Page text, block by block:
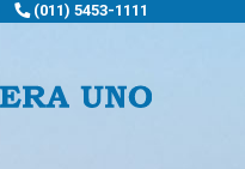
(011) 5453-1111